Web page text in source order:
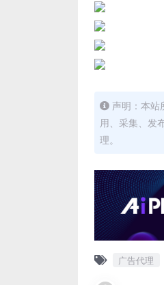
声明：本站
用、采集、发
理。
广告代理